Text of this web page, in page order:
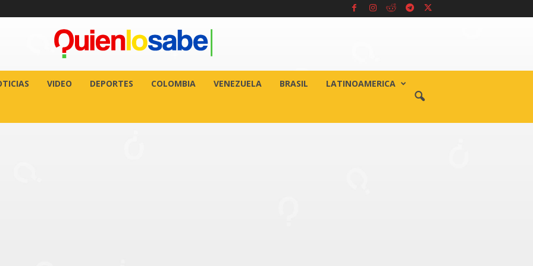
VIDEO DEPORTES COLOMBIA VENEZUELA BRASIL LATINOAMERICA